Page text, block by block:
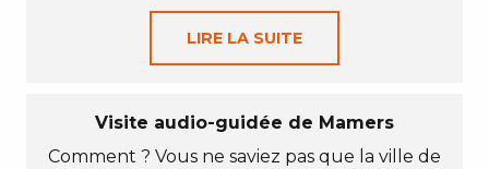
LIRE LA SUITE
Visite audio-guidée de Mamers
Comment ? Vous ne saviez pas que la ville de